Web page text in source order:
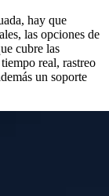
hay que
las opciones de
cubre las
real, rastreo
un soporte